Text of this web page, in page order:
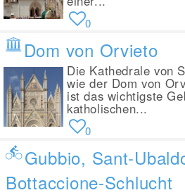
0
Dom von Orvieto
Die Kathedrale von
wie der Dom von
ist das wichtigste
katholischen...
0
Gubbio, Sant-
Bottaccione-Schlucht